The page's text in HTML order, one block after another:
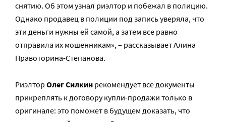
снятию. Об этом узнал риэлтор и побежал в полицию.
Однако продавец в полиции под запись уверяла, что
эти деньги нужны ей самой, а затем все равно
отправила их мошенникам», – рассказывает Алина
Правоторина-Степанова.
Риэлтор Олег Силкин рекомендует все документы
прикреплять к договору купли-продажи только в
оригинале: это поможет в будущем доказать, что